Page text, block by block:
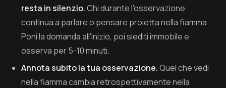
resta in silenzio.Chi durante l'osservazione
continua a parlare o pensare proietta nella fiamma.
Poni la domanda all'inizio, poi siediti immobile e
osserva per 5-10 minuti.
Annota subito la tua osservazione.Quel che vedi
nella fiamma cambia retrospettivamente nella